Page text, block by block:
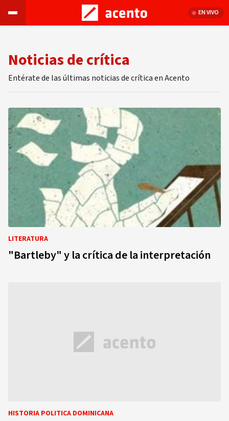
EN VIVO
Noticias de crítica
Entérate de las últimas noticias de crítica en Acento
LITERATURA
"Bartleby" y la crítica de la interpretación
HISTORIA POLITICA DOMINICANA